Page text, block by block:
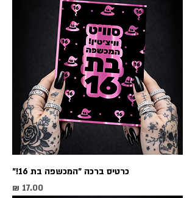
כרטיס ברכה ״המכשפה בת 16!״
מחיר